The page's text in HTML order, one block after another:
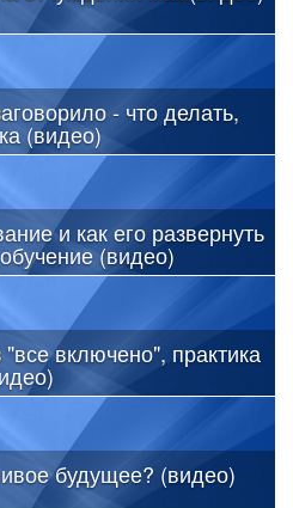
- что делать,
(видео)
и как его развернуть
(видео)
включено", практика
будущее? (видео)